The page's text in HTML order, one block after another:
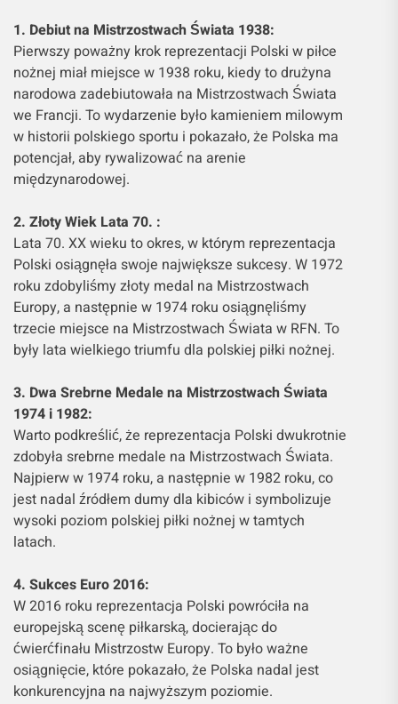
1. Debiut na Mistrzostwach Świata 1938:
Pierwszy poważny krok reprezentacji Polski w piłce
nożnej miał miejsce w 1938 roku, kiedy to drużyna
narodowa zadebiutowała na Mistrzostwach Świata
we Francji. To wydarzenie było kamieniem milowym
w historii polskiego sportu i pokazało, że Polska ma
potencjał, aby rywalizować na arenie
międzynarodowej.
2. Złoty Wiek Lata 70. :
Lata 70. XX wieku to okres, w którym reprezentacja
Polski osiągnęła swoje największe sukcesy. W 1972
roku zdobyliśmy złoty medal na Mistrzostwach
Europy, a następnie w 1974 roku osiągnęliśmy
trzecie miejsce na Mistrzostwach Świata w RFN. To
były lata wielkiego triumfu dla polskiej piłki nożnej.
3. Dwa Srebrne Medale na Mistrzostwach Świata
1974 i 1982:
Warto podkreślić, że reprezentacja Polski dwukrotnie
zdobyła srebrne medale na Mistrzostwach Świata.
Najpierw w 1974 roku, a następnie w 1982 roku, co
jest nadal źródłem dumy dla kibiców i symbolizuje
wysoki poziom polskiej piłki nożnej w tamtych
latach.
4. Sukces Euro 2016:
W 2016 roku reprezentacja Polski powróciła na
europejską scenę piłkarską, docierając do
ćwierćfinału Mistrzostw Europy. To było ważne
osiągnięcie, które pokazało, że Polska nadal jest
konkurencyjna na najwyższym poziomie.